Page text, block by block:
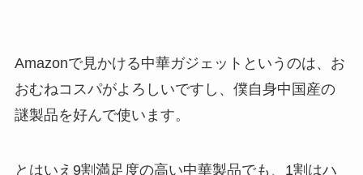
Amazonで見かける中華ガジェットというのは、お
おむねコスパがよろしいですし、僕自身中国産の
謎製品を好んで使います。
とはいえ9割満足度の高い中華製品でも、1割はハ